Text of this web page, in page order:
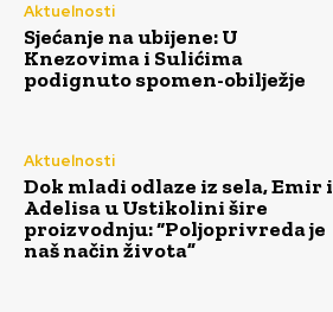
Aktuelnosti
Sjećanje na ubijene: U
Knezovima i Sulićima
podignuto spomen-obilježje
Aktuelnosti
Dok mladi odlaze iz sela, Emir i
Adelisa u Ustikolini šire
proizvodnju: “Poljoprivreda je
naš način života”